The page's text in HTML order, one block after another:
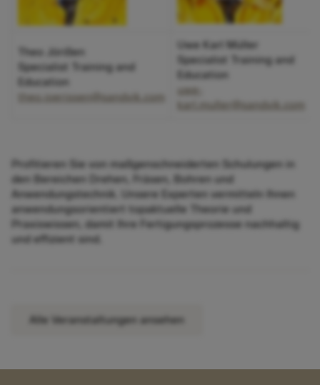
Theo Jörißen
Specialist Training and
Education
theo.joerissen@sandvik.com
Uwe Karl Müller
Specialist Training and
Education
uwe-
karl.muller@sandvik.com
Profitieren Sie von maßgenschneiderten Schulungen in
den Bereichen Drehen, Fräsen, Bohren und
Anwendungstechnik. Unsere Experten vermitteln Ihnen
anwendungsorientiert topaktuelle Theorie und
Praxiswissen, damit Ihre Fertigungsprozesse nachhaltig
und effizient sind.
Alle Veranstaltungen ansehen